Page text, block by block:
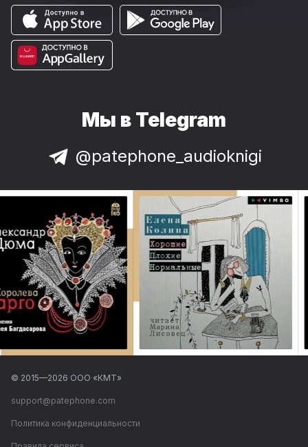
Мы в Telegram
@patephone_audioknigi
© 2015—2026 ООО «КМТ»
support@patephone.com
Политика конфиденциальности